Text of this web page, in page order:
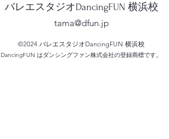
バレエスタジオDancingFUN 横浜校
tama@dfun.jp
©2024 バレエスタジオDancingFUN 横浜校
DancingFUN はダンシングファン株式会社の登録商標です。